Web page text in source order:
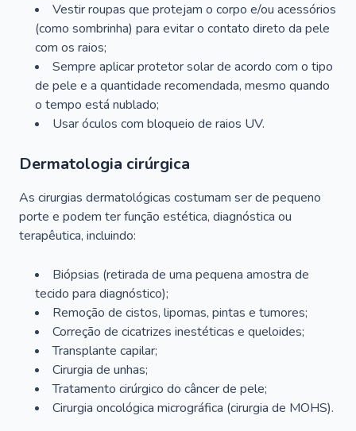
Vestir roupas que protejam o corpo e/ou acessórios
(como sombrinha) para evitar o contato direto da pele
com os raios;
Sempre aplicar protetor solar de acordo com o tipo
de pele e a quantidade recomendada, mesmo quando
o tempo está nublado;
Usar óculos com bloqueio de raios UV.
Dermatologia cirúrgica
As cirurgias dermatológicas costumam ser de pequeno
porte e podem ter função estética, diagnóstica ou
terapêutica, incluindo:
Biópsias (retirada de uma pequena amostra de
tecido para diagnóstico);
Remoção de cistos, lipomas, pintas e tumores;
Correção de cicatrizes inestéticas e queloides;
Transplante capilar;
Cirurgia de unhas;
Tratamento cirúrgico do câncer de pele;
Cirurgia oncológica micrográfica (cirurgia de MOHS).